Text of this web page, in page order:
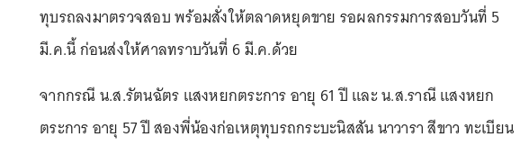
ทุบรถลงมาตรวจสอบ พร้อมสั่งให้ตลาดหยุดขาย รอผลกรรมการสอบวันที่ 5
มี.ค.นี้ ก่อนส่งให้ศาลทราบวันที่ 6 มี.ค.ด้วย
จากกรณี น.ส.รัตนฉัตร แสงหยกตระการ อายุ 61 ปี และ น.ส.ราณี แสงหยก
ตระการ อายุ 57 ปี สองพี่น้องก่อเหตุทุบรถกระบะนิสสัน นาวารา สีขาว ทะเบียน